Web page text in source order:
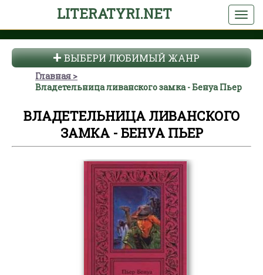
LITERATYRI.NET
ВЫБЕРИ ЛЮБИМЫЙ ЖАНР
Главная
Владетельница ливанского замка - Бенуа Пьер
ВЛАДЕТЕЛЬНИЦА ЛИВАНСКОГО
ЗАМКА - БЕНУА ПЬЕР